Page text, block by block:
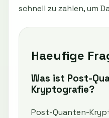
schnell zu zahlen, um
Haeufige
Was ist Post-
Kryptografie?
Post-Quanten-